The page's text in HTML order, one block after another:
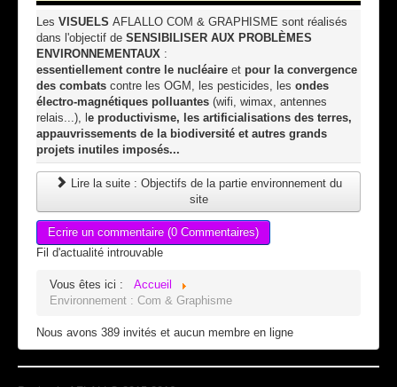
Les VISUELS AFLALLO COM & GRAPHISME sont réalisés
dans l'objectif de SENSIBILISER AUX PROBLÈMES
ENVIRONNEMENTAUX :
essentiellement contre le nucléaire et pour la convergence
des combats contre les OGM, les pesticides, les ondes
électro-magnétiques polluantes (wifi, wimax, antennes
relais...), l e productivisme, les artificialisations des terres,
appauvrissements de la biodiversité et autres grands
projets inutiles imposés...
Lire la suite : Objectifs de la partie environnement du
site
Ecrire un commentaire (0 Commentaires)
Fil d'actualité introuvable
Vous êtes ici :
Accueil
Environnement : Com & Graphisme
Nous avons 389 invités et aucun membre en ligne